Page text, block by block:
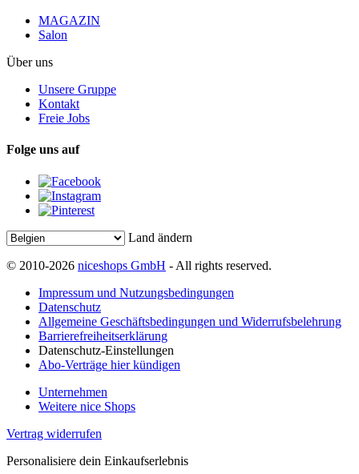
MAGAZIN
Salon
Über uns
Unsere Gruppe
Kontakt
Freie Jobs
Folge uns auf
Land ändern
© 2010-2026 niceshops GmbH - All rights reserved.
Impressum und Nutzungsbedingungen
Datenschutz
Allgemeine Geschäftsbedingungen und Widerrufsbelehrung
Barrierefreiheitserklärung
Datenschutz-Einstellungen
Abo-Verträge hier kündigen
Unternehmen
Weitere nice Shops
Vertrag widerrufen
Personalisiere dein Einkaufserlebnis